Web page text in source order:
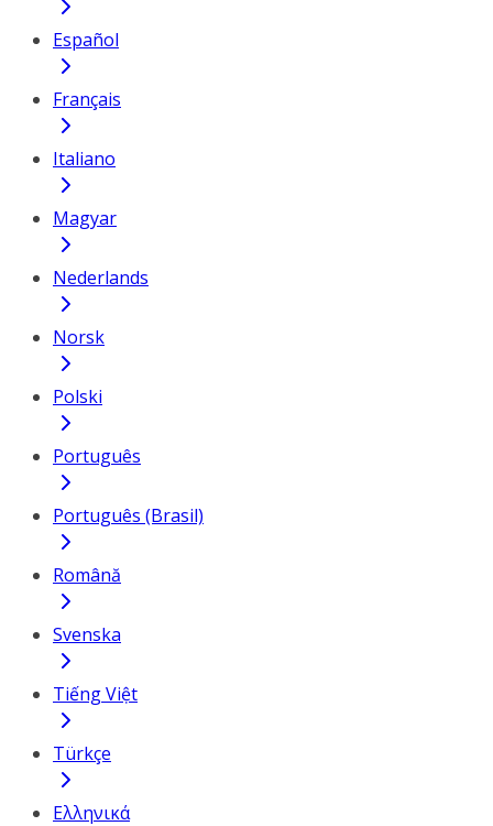
Español
Français
Italiano
Magyar
Nederlands
Norsk
Polski
Português
Português (Brasil)
Română
Svenska
Tiếng Việt
Türkçe
Ελληνικά